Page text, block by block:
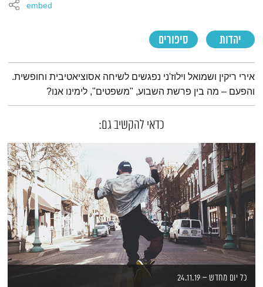
יהדות סיפורים
embed
תמצית הפודקאסט
אירי ריקין ושמואל וילוז'ני נפגשים לשיחה אסוציאטיבית וחופשית.
והפעם – מה בין פרשת השבוע, "משפטים", לימינו אנו?
כדאי להקשיב גם:
כל יום מחדש – 24.11.19